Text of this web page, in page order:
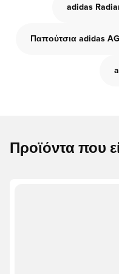
adidas
Παπούτσια adidas AG
Προϊόντα που